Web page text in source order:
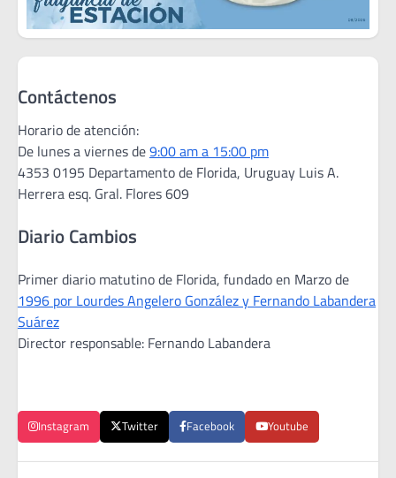
Contáctenos
Horario de atención:
De lunes a viernes de9:00 am a 15:00 pm
4353 0195 Departamento de Florida, Uruguay Luis A.
Herrera esq. Gral. Flores 609
Diario Cambios
Primer diario matutino de Florida, fundado en Marzo de
1996 por Lourdes Angelero González y Fernando Labandera
Suárez
Director responsable: Fernando Labandera
Instagram Twitter Facebook Youtube